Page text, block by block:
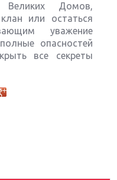
Великих Домов,
или остаться
уважение
опасностей
все секреты
Microsoft и